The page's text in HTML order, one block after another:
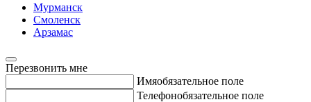
Мурманск
Смоленск
Арзамас
Перезвонить мне
Имяобязательное поле
Телефонобязательное поле